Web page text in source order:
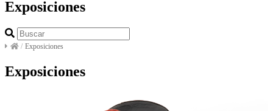
Exposiciones
/ Exposiciones
Exposiciones